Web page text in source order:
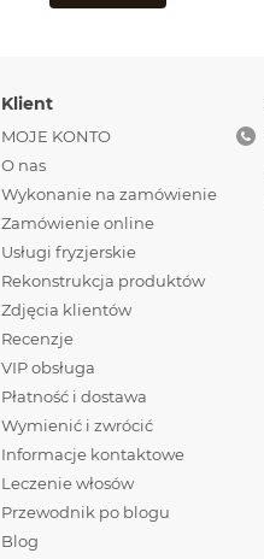
Klient
MOJE KONTO
О nas
Wykonanie na zamówienie
Zamówienie online
Usługi fryzjerskie
Rekonstrukcja produktów
Zdjęcia klientów
Recenzje
VIP obsługa
Płatność i dostawa
Wymienić i zwrócić
Informacje kontaktowe
Leczenie włosów
Przewodnik po blogu
Blog